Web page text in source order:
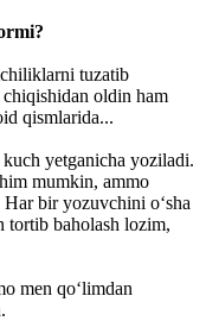
tuzatib
oldin ham
qismlarida...
yetganicha yoziladi.
mumkin, ammo
bir yozuvchini o‘sha
tortib baholash lozim,
men qo‘limdan